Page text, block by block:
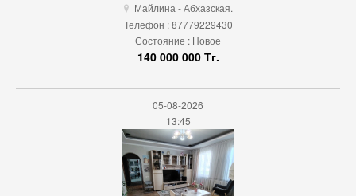
u
Майлина - Абхазская.
Телефон : 87779229430
Состояние : Новое
140 000 000 Тг.
05-08-2026
13:45